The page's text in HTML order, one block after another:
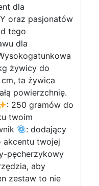
dla
oraz pasjonatów
tego
dla
żywicy do
ta żywica
powierzchnię.
: 250 gramów do
twoim
: dodający
akcentu twojej
pęcherzykowy
aby
zestaw to nie